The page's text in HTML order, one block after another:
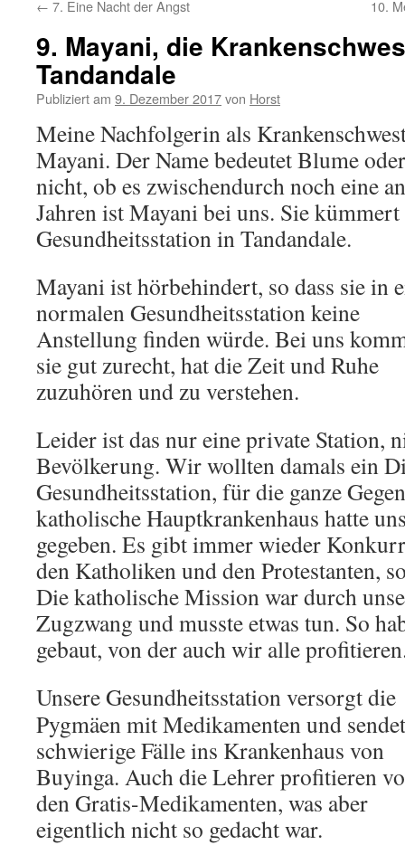
← 7. Eine Nacht der Angst 10.
9. Mayani, die
Tandandale
Publiziert am 9. Dezember 2017von Horst
Meine Nachfolgerin als
Mayani. Der Name bedeutet Blume
nicht, ob es zwischendurch noch eine
Jahren ist Mayani bei uns. Sie
Gesundheitsstation in Tandandale.
Mayani ist hör­behindert, so dass sie in
normalen Gesundheitsstation keine
Anstellung finden würde. Bei uns
sie gut zurecht, hat die Zeit und Ruhe
zuzuhören und zu verstehen.
Leider ist das nur eine private Station,
Bevölkerung. Wir wollten damals ein
Gesundheitsstation, für die ganze
katholische Haupt­krankenhaus hatte
gegeben. Es gibt immer wieder
den Katholiken und den Protestanten,
Die katholische Mission war durch
Zugzwang und musste etwas tun. So
gebaut, von der auch wir alle
Unsere Gesundheitsstation versorgt die
Pygmäen mit Medika­menten und sendet
schwierige Fälle ins Krankenhaus von
Buyinga. Auch die Lehrer profitieren
den Gratis-Medikamenten, was aber
eigent­lich nicht so gedacht war.